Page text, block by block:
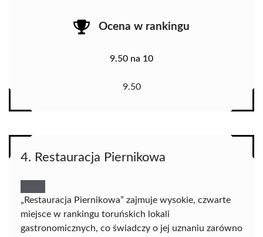
Ocena w rankingu
9.50 na 10
9.50
4. Restauracja Piernikowa
„Restauracja Piernikowa” zajmuje wysokie, czwarte
miejsce w rankingu toruńskich lokali
gastronomicznych, co świadczy o jej uznaniu zarówno